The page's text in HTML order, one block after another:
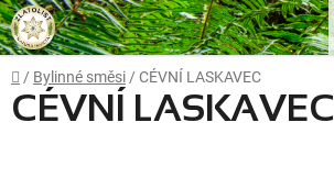
Přejít
na
obsah
Domů
/ Bylinné směsi / CÉVNÍ LASKAVEC
CÉVNÍ LASKAVEC